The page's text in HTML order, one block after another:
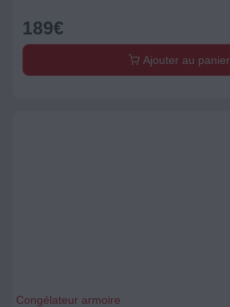
189€
Ajouter au panier
Congélateur armoire